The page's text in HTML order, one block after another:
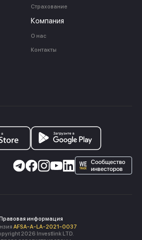
Страхование
Компания
О нас
Контакты
Правовая информация
AFSA-A-LA-2021-0037
2026 Investlink LTD.